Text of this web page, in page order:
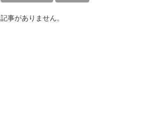
記事がありません。